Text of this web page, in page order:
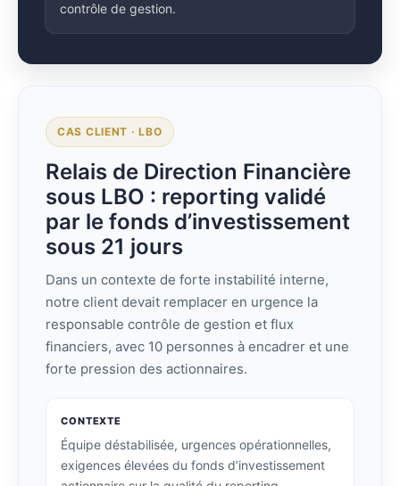
contrôle de gestion.
CAS CLIENT · LBO
Relais de Direction Financière
sous LBO : reporting validé
par le fonds d’investissement
sous 21 jours
Dans un contexte de forte instabilité interne,
notre client devait remplacer en urgence la
responsable contrôle de gestion et flux
financiers, avec 10 personnes à encadrer et une
forte pression des actionnaires.
CONTEXTE
Équipe déstabilisée, urgences opérationnelles,
exigences élevées du fonds d’investissement